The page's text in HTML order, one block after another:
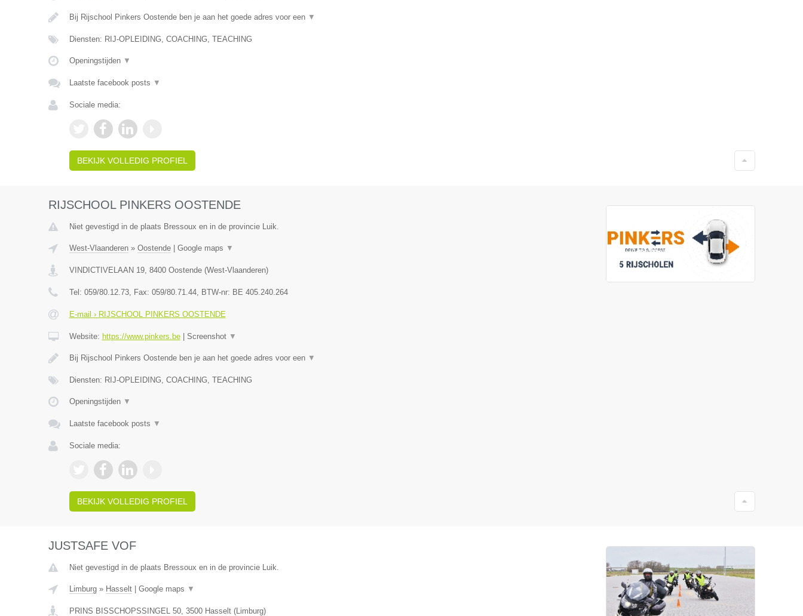
Bij Rijschool Pinkers Oostende ben je aan het goede adres voor een ▼
Diensten: RIJ-OPLEIDING, COACHING, TEACHING
Openingstijden ▼
Laatste facebook posts ▼
Sociale media:
BEKIJK VOLLEDIG PROFIEL
RIJSCHOOL PINKERS OOSTENDE
Niet gevestigd in de plaats Bressoux en in de provincie Luik.
West-Vlaanderen» Oostende| Google maps ▼
VINDICTIVELAAN 19, 8400 Oostende(West-Vlaanderen)
Tel: 059/80.12.73, Fax: 059/80.71.44, BTW-nr: BE 405.240.264
E-mail › RIJSCHOOL PINKERS OOSTENDE
Website: https://www.pinkers.be| Screenshot ▼
Bij Rijschool Pinkers Oostende ben je aan het goede adres voor een ▼
Diensten: RIJ-OPLEIDING, COACHING, TEACHING
Openingstijden ▼
Laatste facebook posts ▼
Sociale media:
BEKIJK VOLLEDIG PROFIEL
JUSTSAFE VOF
Niet gevestigd in de plaats Bressoux en in de provincie Luik.
Limburg» Hasselt| Google maps ▼
PRINS BISSCHOPSSINGEL 50, 3500 Hasselt(Limburg)